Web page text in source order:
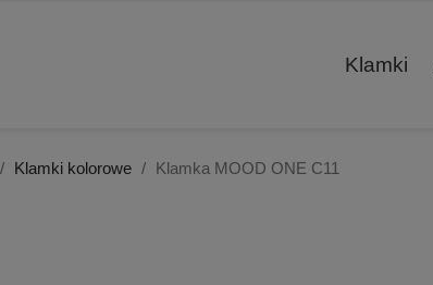
Klamki
Klamki kolorowe Klamka MOOD ONE C11